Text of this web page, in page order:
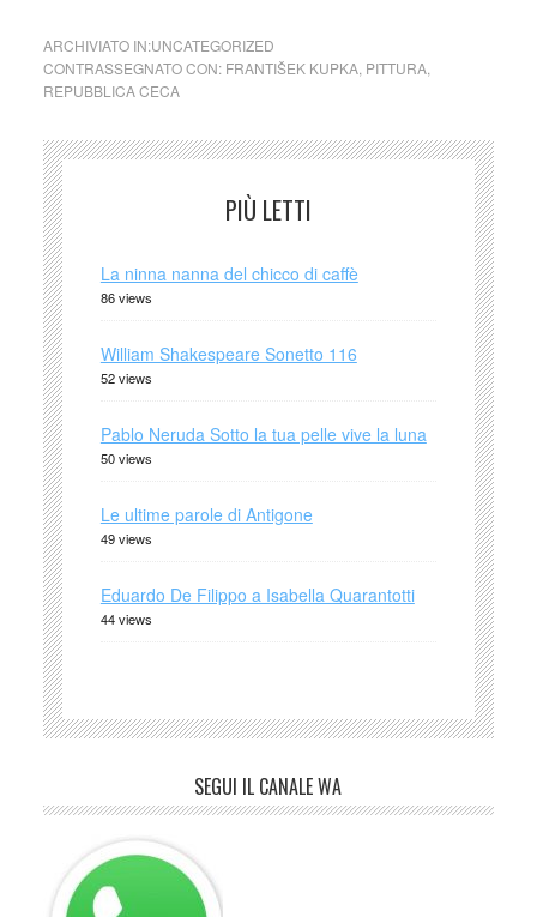
ARCHIVIATO IN:UNCATEGORIZED
CONTRASSEGNATO CON: FRANTIŠEK KUPKA, PITTURA,
REPUBBLICA CECA
PIÙ LETTI
La ninna nanna del chicco di caffè
86 views
William Shakespeare Sonetto 116
52 views
Pablo Neruda Sotto la tua pelle vive la luna
50 views
Le ultime parole di Antigone
49 views
Eduardo De Filippo a Isabella Quarantotti
44 views
SEGUI IL CANALE WA